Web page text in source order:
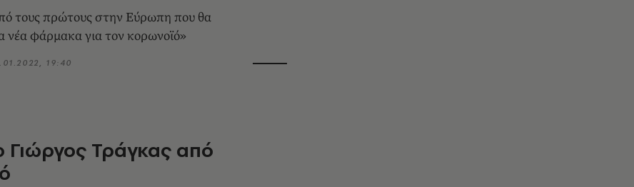
τους πρώτους στην Εύρωπη που θα
νέα φάρμακα για τον κορωνοϊό»
19:40
Γιώργος Τράγκας από